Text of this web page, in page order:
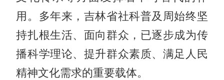
用。多年来，吉林省社科普及周始终坚
持扎根生活、面向群众，已逐步成为传
播科学理论、提升群众素质、满足人民
精神文化需求的重要载体。